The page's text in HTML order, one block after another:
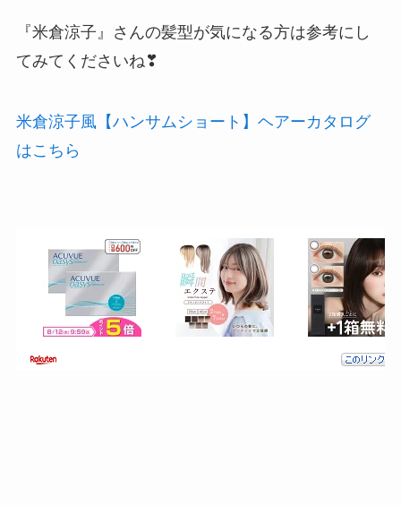
『米倉涼子』さんの髪型が気になる方は参考にし
てみてくださいね❣
米倉涼子風【ハンサムショート】ヘアーカタログ
はこちら